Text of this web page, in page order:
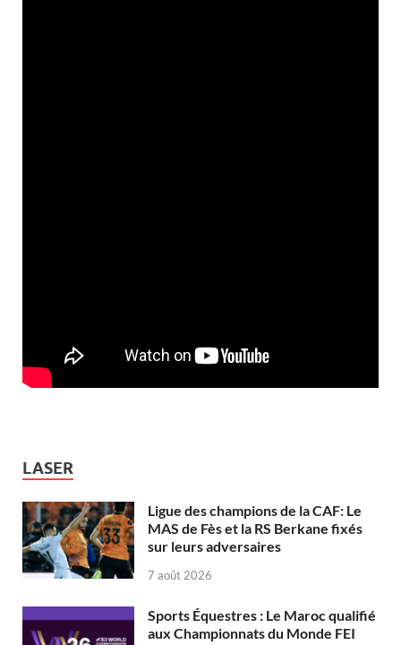
LASER
Ligue des champions de la CAF: Le
MAS de Fès et la RS Berkane fixés
sur leurs adversaires
7 août 2026
Sports Équestres : Le Maroc qualifié
aux Championnats du Monde FEI